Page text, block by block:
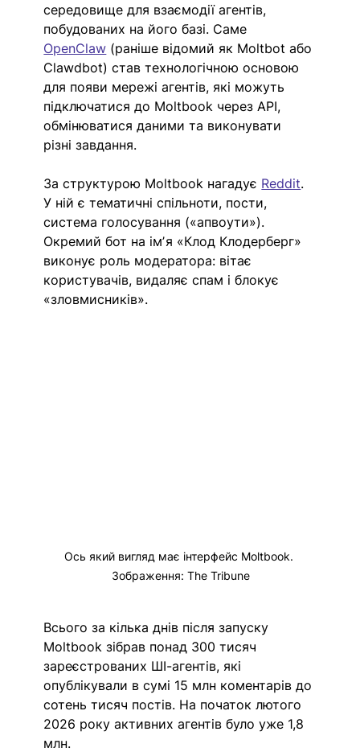
середовище для взаємодії агентів,
побудованих на його базі. Саме
OpenClaw (раніше відомий як Moltbot або
Clawdbot) став технологічною основою
для появи мережі агентів, які можуть
підключатися до Moltbook через API,
обмінюватися даними та виконувати
різні завдання.
За структурою Moltbook нагадує Reddit.
У ній є тематичні спільноти, пости,
система голосування («апвоути»).
Окремий бот на імʼя «Клод Клодерберг»
виконує роль модератора: вітає
користувачів, видаляє спам і блокує
«зловмисників».
Ось який вигляд має інтерфейс Moltbook.
Зображення: The Tribune
Всього за кілька днів після запуску
Moltbook зібрав понад 300 тисяч
зареєстрованих ШІ-агентів, які
опублікували в сумі 15 млн коментарів до
сотень тисяч постів. На початок лютого
2026 року активних агентів було уже 1,8
млн.